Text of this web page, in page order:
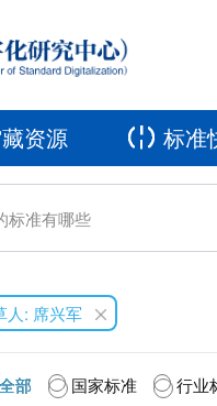
资源 标准
人: 席兴军
全部 国家标准
行业